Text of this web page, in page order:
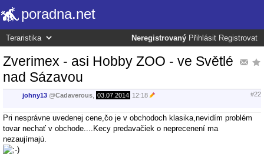
poradna.net
Neregistrovaný Přihlásit Registrovat
Zverimex - asi Hobby ZOO - ve Světlé
nad Sázavou
johny13 @Cadaverous 03.07.2014 12:18 #22
Pri nesprávne uvedenej cene,čo je v obchodoch klasika,nevidím problém
tovar nechať v obchode....Kecy predavačiek o neprecenení ma
nezaujímajú.